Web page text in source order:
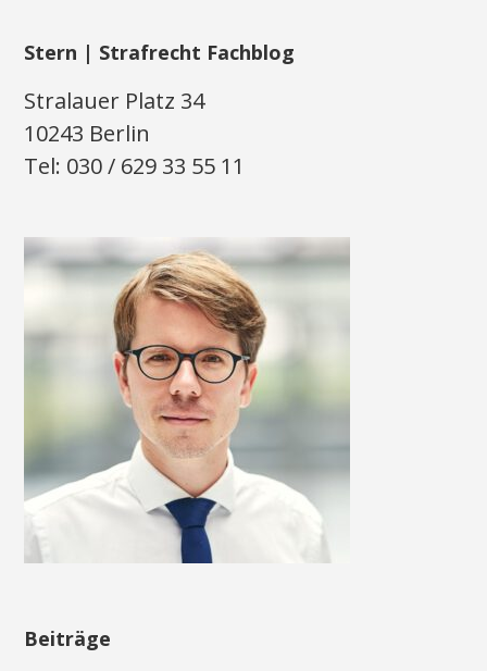
Stern | Strafrecht Fachblog
Stralauer Platz 34
10243 Berlin
Tel: 030 / 629 33 55 11
Beiträge